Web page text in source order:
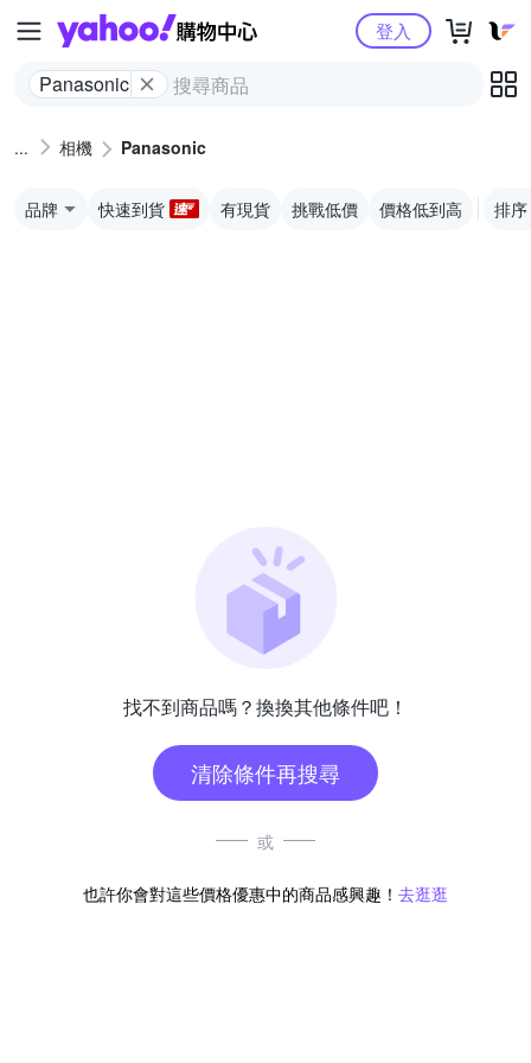
Yahoo購物中心
Panasonic
登入
相機 Panasonic
品牌 快速到貨 有現貨 挑戰低價 價格低到高 排序
找不到商品嗎？換換其他條件吧！
清除條件再搜尋
或
也許你會對這些價格優惠中的商品感興趣！ 去逛逛